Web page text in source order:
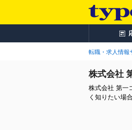
転職・求人情報
株式会社
株式会社 第一
く知りたい場